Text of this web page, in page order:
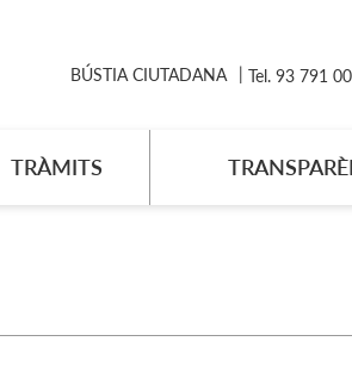
TRÀMITS
BÚSTIA CIUTADANA Tel. 93 791